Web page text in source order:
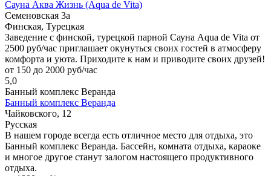
Сауна Аква Жизнь (Aqua de Vita)
Семеновская 3а
Финская, Турецкая
Заведение с финской, турецкой парной Сауна Aqua de Vita от
2500 руб/час приглашает окунуться своих гостей в атмосферу
комфорта и уюта. Приходите к нам и приводите своих друзей!
от 150 до 2000 руб/час
5,0
Банный комплекс Веранда
Банный комплекс Веранда
Чайковского, 12
Русская
В нашем городе всегда есть отличное место для отдыха, это
Банный комплекс Веранда. Бассейн, комната отдыха, караоке
и многое другое станут залогом настоящего продуктивного
отдыха.